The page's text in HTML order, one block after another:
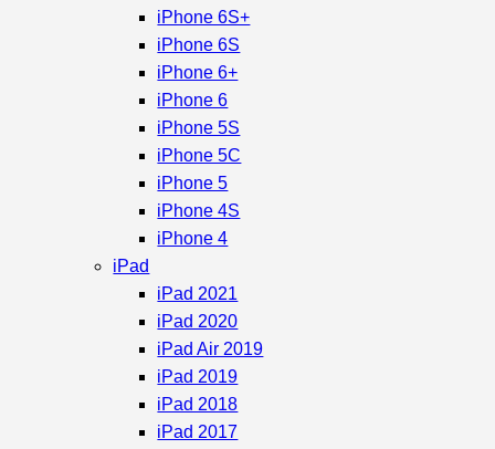
iPhone 6S+
iPhone 6S
iPhone 6+
iPhone 6
iPhone 5S
iPhone 5C
iPhone 5
iPhone 4S
iPhone 4
iPad
iPad 2021
iPad 2020
iPad Air 2019
iPad 2019
iPad 2018
iPad 2017